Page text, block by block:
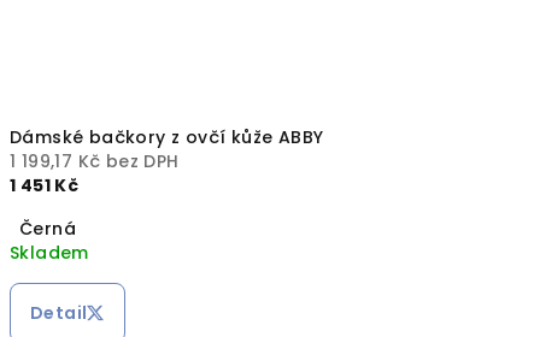
Dámské bačkory z ovčí kůže ABBY
1 199,17 Kč bez DPH
1 451 Kč
Černá
Skladem
Detail